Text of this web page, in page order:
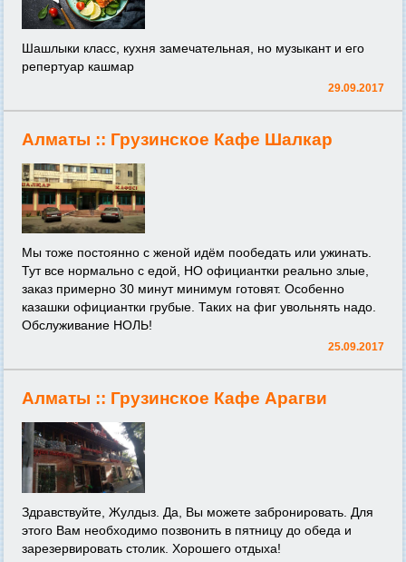
Шашлыки класс, кухня замечательная, но музыкант и его
репертуар кашмар
29.09.2017
Алматы :: Грузинское Кафе Шалкар
Мы тоже постоянно с женой идём пообедать или ужинать.
Тут все нормально с едой, НО официантки реально злые,
заказ примерно 30 минут минимум готовят. Особенно
казашки официантки грубые. Таких на фиг увольнять надо.
Обслуживание НОЛЬ!
25.09.2017
Алматы :: Грузинское Кафе Арагви
Здравствуйте, Жулдыз. Да, Вы можете забронировать. Для
этого Вам необходимо позвонить в пятницу до обеда и
зарезервировать столик. Хорошего отдыха!